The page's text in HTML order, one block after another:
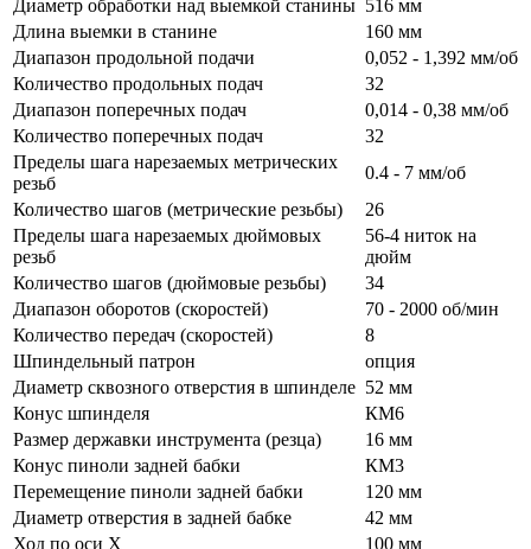
Диаметр обработки над выемкой станины 516 мм
Длина выемки в станине
160 мм
Диапазон продольной подачи
0,052 - 1,392 мм/об
Количество продольных подач
32
Диапазон поперечных подач
0,014 - 0,38 мм/об
Количество поперечных подач
32
Пределы шага нарезаемых метрических
резьб
0.4 - 7 мм/об
Количество шагов (метрические резьбы)
26
Пределы шага нарезаемых дюймовых
резьб
56-4 ниток на
дюйм
Количество шагов (дюймовые резьбы)
34
Диапазон оборотов (скоростей)
70 - 2000 об/мин
Количество передач (скоростей)
8
Шпиндельный патрон
опция
Диаметр сквозного отверстия в шпинделе 52 мм
Конус шпинделя
КМ6
Размер державки инструмента (резца)
16 мм
Конус пиноли задней бабки
КМ3
Перемещение пиноли задней бабки
120 мм
Диаметр отверстия в задней бабке
42 мм
Ход по оси Х
100 мм